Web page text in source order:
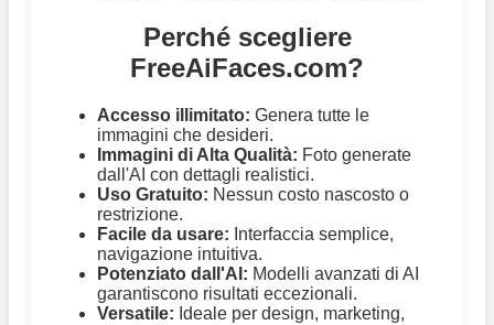
Perché scegliere
FreeAiFaces.com?
Accesso illimitato: Genera tutte le
immagini che desideri.
Immagini di Alta Qualità: Foto generate
dall'AI con dettagli realistici.
Uso Gratuito: Nessun costo nascosto o
restrizione.
Facile da usare: Interfaccia semplice,
navigazione intuitiva.
Potenziato dall'AI: Modelli avanzati di AI
garantiscono risultati eccezionali.
Versatile: Ideale per design, marketing,